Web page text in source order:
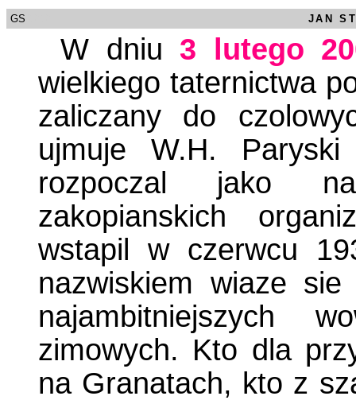
GS JAN
W dniu 3 lutego
wielkiego taternictwa
zaliczany do
ujmuje W.H.
rozpoczal jako
zakopianskich
wstapil w czerwcu
nazwiskiem wiaze
najambitniejszych
zimowych. Kto dla
na Granatach, kto z